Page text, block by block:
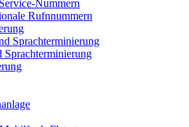
Nummern
Rufnnummern
Sprachterminierung
Sprachterminierung